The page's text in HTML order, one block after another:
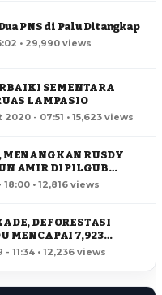
PNS di Palu Ditangkap
• 29,990 views
SEMENTARA
LAMPASIO
- 07:51 • 15,623 views
MENANGKAN RUSDY
AMIR DI PILGUB
• 12,816 views
DEFORESTASI
MENCAPAI 7,923
11:34 • 12,236 views